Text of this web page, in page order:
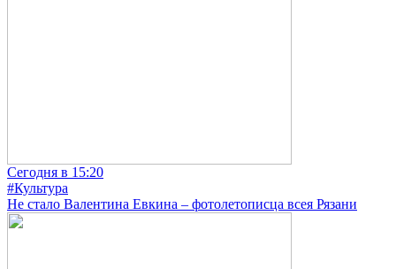
Сегодня в 15:20
#Культура
Не стало Валентина Евкина – фотолетописца всея Рязани